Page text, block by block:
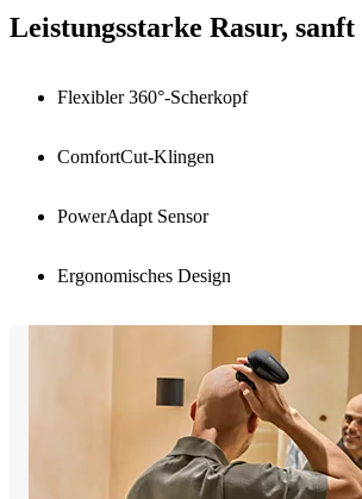
Leistungsstarke Rasur,
Flexibler 360°-Scherkopf
ComfortCut-Klingen
PowerAdapt Sensor
Ergonomisches Design